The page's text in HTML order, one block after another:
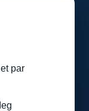
par